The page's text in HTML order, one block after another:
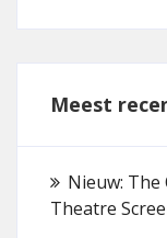
Meest
Nieuw:
Theatre